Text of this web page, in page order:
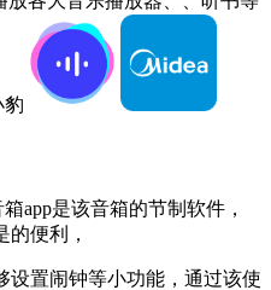
豹
app是该音箱的节制软件，
便利，
置闹钟等小功能，通过该使